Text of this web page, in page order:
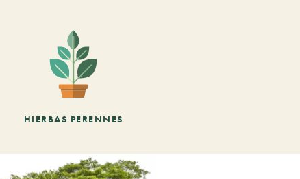
HIERBAS PERENNES